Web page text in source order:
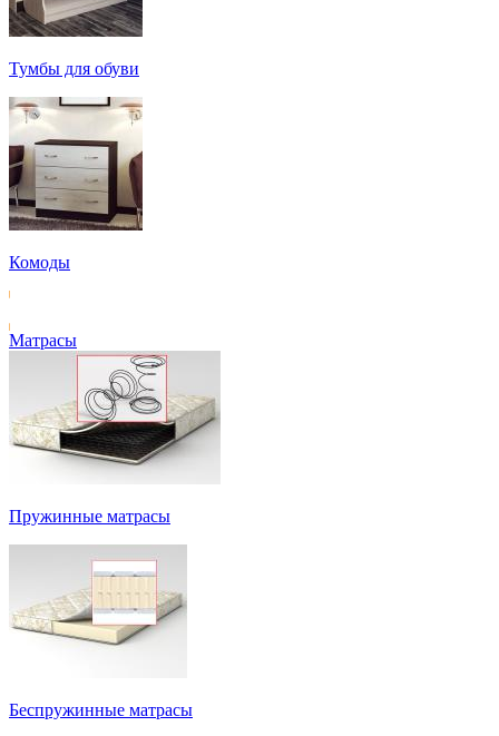
Тумбы для обуви
Комоды
Матрасы
Пружинные матрасы
Беспружинные матрасы